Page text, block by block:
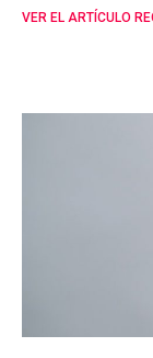
VER EL ARTÍCULO